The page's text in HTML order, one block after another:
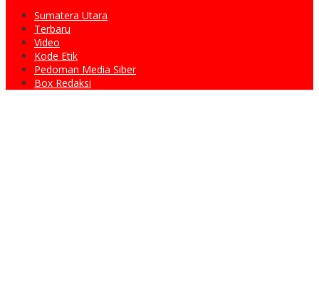
Sumatera Utara
Terbaru
Video
Kode Etik
Pedoman Media Siber
Box Redaksi